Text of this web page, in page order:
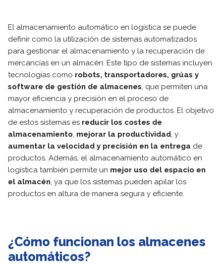
El almacenamiento automático en logística se puede
definir como la utilización de sistemas automatizados
para gestionar el almacenamiento y la recuperación de
mercancías en un almacén. Este tipo de sistemas incluyen
tecnologías como robots, transportadores, grúas y
software de gestión de almacenes, que permiten una
mayor eficiencia y precisión en el proceso de
almacenamiento y recuperación de productos. El objetivo
de estos sistemas es reducir los costes de
almacenamiento, mejorar la productividad, y
aumentar la velocidad y precisión en la entrega de
productos. Además, el almacenamiento automático en
logística también permite un mejor uso del espacio en
el almacén, ya que los sistemas pueden apilar los
productos en altura de manera segura y eficiente.
¿Cómo funcionan los almacenes
automáticos?